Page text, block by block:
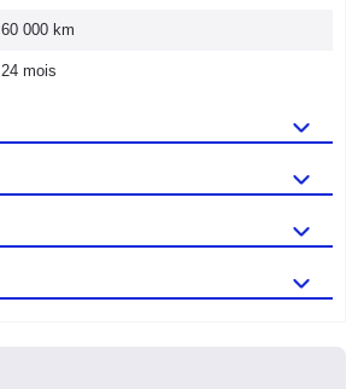
60 000 km
24 mois